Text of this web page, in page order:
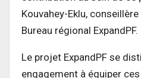
Kouvahey-Eklu,
Bureau régional ExpandPF.
Le projet ExpandPF se
engagement à équiper